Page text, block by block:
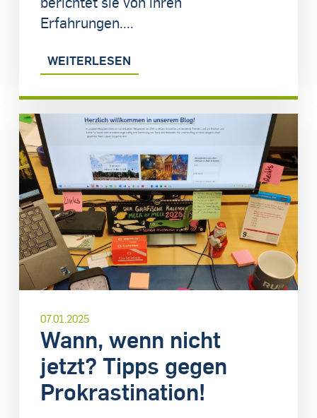
Erfahrungen....
WEITERLESEN
07.01.2025
Wann, wenn nicht
jetzt? Tipps gegen
Prokrastination!